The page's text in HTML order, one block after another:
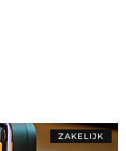
ZAKELIJK